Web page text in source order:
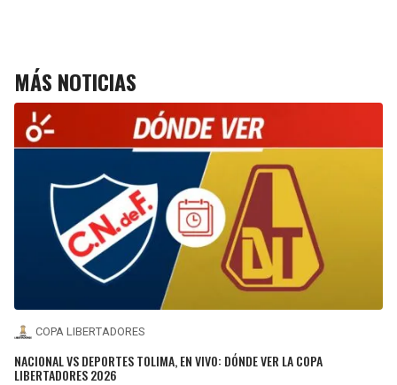
MÁS NOTICIAS
COPA LIBERTADORES
NACIONAL VS DEPORTES TOLIMA, EN VIVO: DÓNDE VER LA COPA
LIBERTADORES 2026